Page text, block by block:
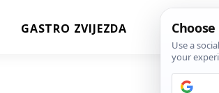
GASTRO ZVIJEZDA